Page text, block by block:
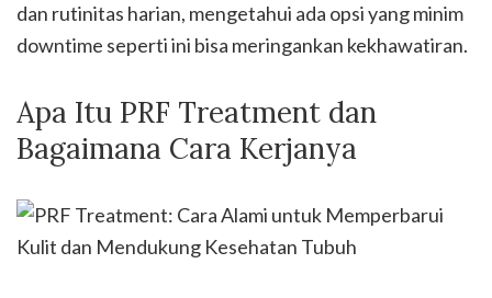
dan rutinitas harian, mengetahui ada opsi yang minim
downtime seperti ini bisa meringankan kekhawatiran.
Apa Itu PRF Treatment dan
Bagaimana Cara Kerjanya